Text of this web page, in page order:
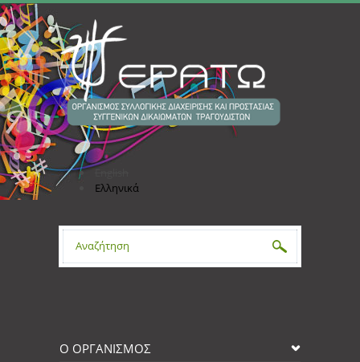
Παράκαμψη προς το κυρίως περιεχόμενο
English
Ελληνικά
Φόρμα αναζήτησης
Ο ΟΡΓΑΝΙΣΜΟΣ